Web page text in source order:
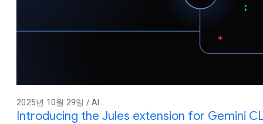
2025년 10월 29일 / AI
Introducing the Jules extension for Gemini